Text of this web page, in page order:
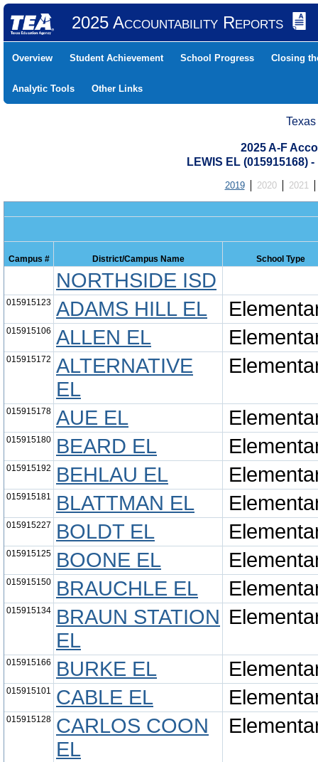
2025 Accountability Reports
Overview Student Achievement School Progress Closing
Analytic Tools Other Links
2025 A-F
LEWIS EL (015915168)
2019 2020 2021
Campus # District/Campus Name School Type
NORTHSIDE ISD
015915123 ADAMS HILL EL
015915106 ALLEN EL
015915172 ALTERNATIVE
EL
015915178 AUE EL
015915180 BEARD EL
015915192 BEHLAU EL
015915181 BLATTMAN EL
015915227 BOLDT EL
015915125 BOONE EL
015915150 BRAUCHLE EL
015915134
BRAUN STATION
EL
015915166 BURKE EL
015915101 CABLE EL
015915128 CARLOS COON
EL